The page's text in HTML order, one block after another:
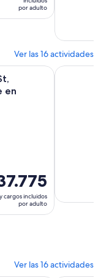
por adulto
Ver las 16 actividades
en
cargos incluidos
por adulto
en autobús de lujo
Tokio:
Ver las 16 actividades